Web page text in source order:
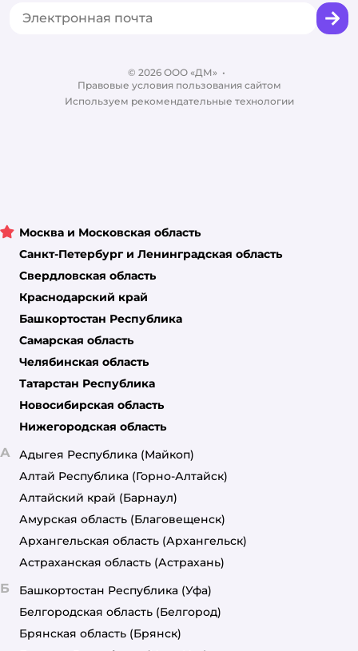
Блог
Корм для собак
© 2026 ООО «ДМ» •
Правовые условия пользования сайтом
Используем рекомендательные технологии
Москва и Московская область
Санкт-Петербург и Ленинградская область
Свердловская область
Краснодарский край
Башкортостан Республика
Самарская область
Челябинская область
Татарстан Республика
Новосибирская область
Нижегородская область
А Адыгея Республика (Майкоп)
Алтай Республика (Горно-Алтайск)
Алтайский край (Барнаул)
Амурская область (Благовещенск)
Архангельская область (Архангельск)
Астраханская область (Астрахань)
Б Башкортостан Республика (Уфа)
Белгородская область (Белгород)
Брянская область (Брянск)